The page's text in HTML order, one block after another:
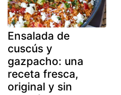
Ensalada de
cuscús y
gazpacho: una
receta fresca,
original y sin